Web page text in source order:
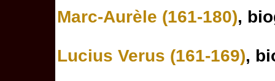
Marc-Aurèle (161-180),
Lucius Verus (161-169),